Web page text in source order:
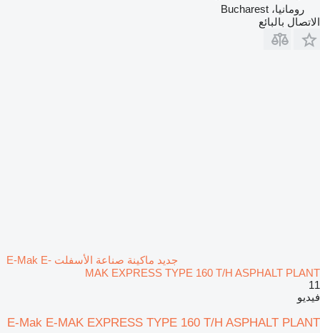
رومانيا، Bucharest
الاتصال بالبائع
جديد ماكينة صناعة الأسفلت E-Mak E-
MAK EXPRESS TYPE 160 T/H ASPHALT PLANT
11
فيديو
E-Mak E-MAK EXPRESS TYPE 160 T/H ASPHALT PLANT